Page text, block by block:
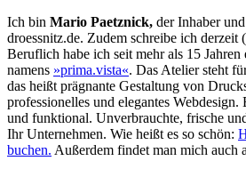
Ich bin Mario Paetznick, der Inhaber
droessnitz.de. Zudem schreibe ich derzeit
Beruflich habe ich seit mehr als 15 Jahren
namens »prima.vista«. Das Atelier steht
das heißt prägnante Gestaltung von
professionelles und elegantes
und funktional. Unverbrauchte, frische
Ihr Unternehmen. Wie heißt es so schön:
buchen. Außerdem findet man mich auch